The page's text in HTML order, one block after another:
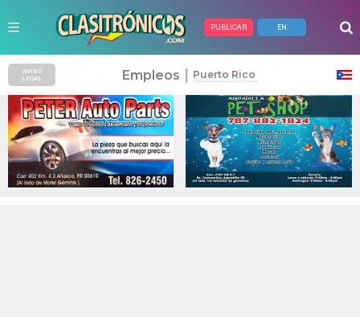
PUBLICAR EN
Anuncios Pagados
AVISO
LEGAL
Empleos Puerto Rico